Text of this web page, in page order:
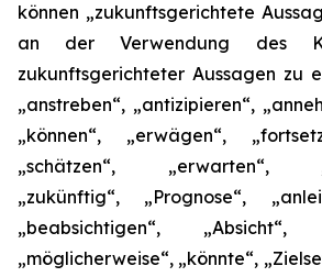
können „zukunftsgerichtete
an der Verwendung des
zukunftsgerichteter Aussagen zu
„anstreben“, „antizipieren“,
„können“, „erwägen“,
„schätzen“, „erwarten“,
„zukünftig“, „Prognose“,
„beabsichtigen“, „Absicht“,
„möglicherweise“, „könnte“,